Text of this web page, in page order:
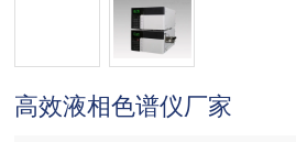
高效液相色谱仪厂家